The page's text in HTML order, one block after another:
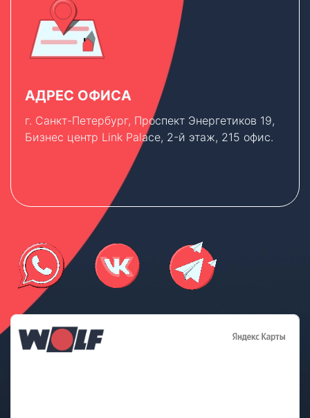
АДРЕС ОФИСА
г. Санкт-Петербург, Проспект Энергетиков 19,
Бизнес центр Link Palace, 2-й этаж, 215 офис.